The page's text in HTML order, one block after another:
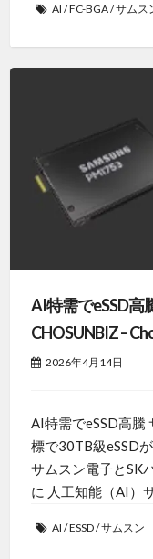
AI /FC-BGA/サムス
AI特需でeSSD高
CHOSUNBIZ –
2026年4月14日
AI特需でeSSD高騰
標で30TB級eSSD
サムスン電子とSK
に 人工知能（AI）
AI /ESSD/サムスン